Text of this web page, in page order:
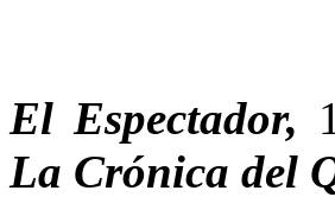
El Espectador,
La Crónica del